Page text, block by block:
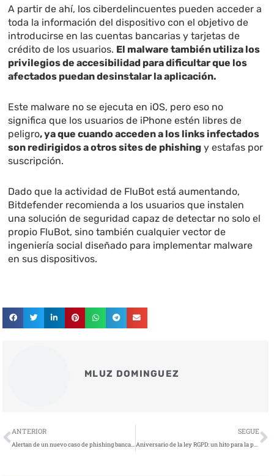
A partir de ahí, los ciberdelincuentes pueden acceder a
toda la información del dispositivo con el objetivo de
introducirse en las cuentas bancarias y tarjetas de
crédito de los usuarios. El malware también utiliza los
privilegios de accesibilidad para dificultar que los
afectados puedan desinstalar la aplicación.
Este malware no se ejecuta en iOS, pero eso no
significa que los usuarios de iPhone estén libres de
peligro, ya que cuando acceden a los links infectados
son redirigidos a otros sites de phishing y estafas por
suscripción.
Dado que la actividad de FluBot está aumentando,
Bitdefender recomienda a los usuarios que instalen
una solución de seguridad capaz de detectar no solo el
propio FluBot, sino también cualquier vector de
ingeniería social diseñado para implementar malware
en sus dispositivos.
MLUZ DOMINGUEZ
Ant
ANTERIOR
Alertan de un nuevo caso de phishing bancario que afecta al Santander y el BBVA
SEGUE
Aniversario de la ley RGPD: un hito para la protección de datos